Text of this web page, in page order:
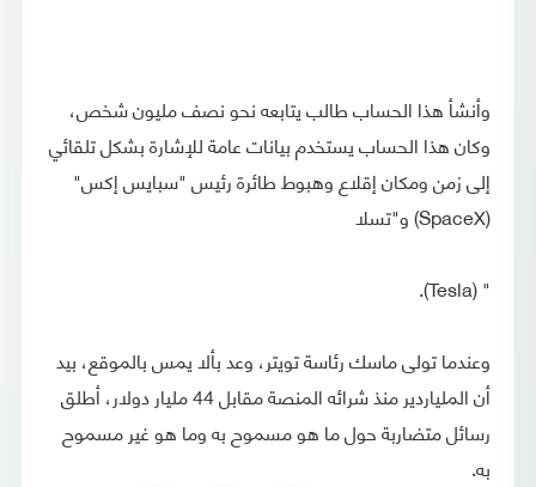
وأنشأ هذا الحساب طالب يتابعه نحو نصف مليون شخص،
وكان هذا الحساب يستخدم بيانات عامة للإشارة بشكل تلقائي
إلى زمن ومكان إقلاع وهبوط طائرة رئيس "سبايس إكس"
(SpaceX) و"تسلا
" (Tesla).
وعندما تولى ماسك رئاسة تويتر، وعد بألا يمس بالموقع، بيد
أن الملياردير منذ شرائه المنصة مقابل 44 مليار دولار، أطلق
رسائل متضاربة حول ما هو مسموح به وما هو غير مسموح
به.